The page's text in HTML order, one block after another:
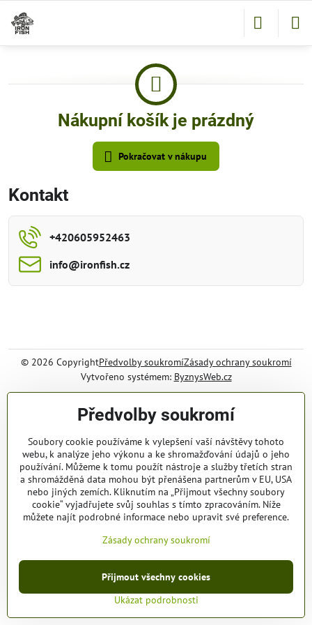
Nákupní košík je prázdný
Pokračovat v nákupu
Kontakt
+420605952463
info​@ironfish​.cz
© 2026 CopyrightPředvolby soukromíZásady ochrany soukromí
Vytvořeno systémem: ByznysWeb.cz
Předvolby soukromí
Soubory cookie používáme k vylepšení vaší návštěvy tohoto
webu, k analýze jeho výkonu a ke shromažďování údajů o jeho
používání. Můžeme k tomu použít nástroje a služby třetích stran
a shromážděná data mohou být přenášena partnerům v EU, USA
nebo jiných zemích. Kliknutím na „Přijmout všechny soubory
cookie“ vyjadřujete svůj souhlas s tímto zpracováním. Níže
můžete najít podrobné informace nebo upravit své preference.
Zásady ochrany soukromí
Ukázat podrobnosti
Přijmout všechny cookies